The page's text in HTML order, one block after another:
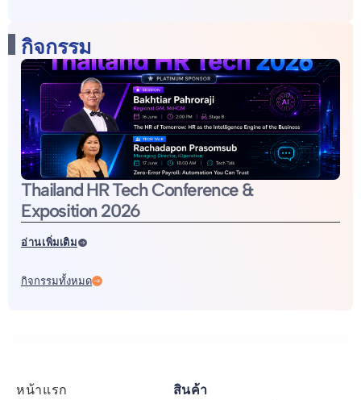
กิจกรรม
Thailand HR Tech Conference &
Exposition 2026
อ่านเพิ่มเติม
กิจกรรมทั้งหมด
หน้าแรก
สินค้า